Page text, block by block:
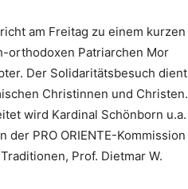
am Freitag zu einem kurzen
orthodoxen Patriarchen Mor
Der Solidaritätsbesuch dient
Christinnen und Christen.
wird Kardinal Schönborn u.a.
der PRO ORIENTE-Kommission
Prof. Dietmar W.